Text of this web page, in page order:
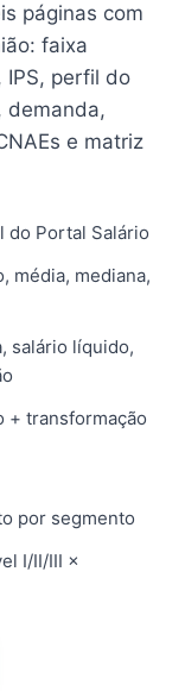
páginas com
faixa
IPS, perfil do
demanda,
e matriz
do Portal Salário
média, mediana,
salário líquido,
+ transformação
por segmento
I/II/III ×